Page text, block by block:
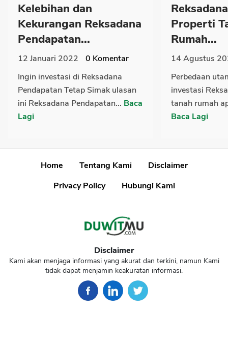
Kelebihan dan
Kekurangan Reksadana
Pendapatan...
12 Januari 2022 0 Komentar
Ingin investasi di Reksadana
Pendapatan Tetap Simak ulasan
ini Reksadana Pendapatan... Baca
Lagi
Properti
Rumah...
14 Agustus
Perbedaan
investasi
tanah rumah
Baca Lagi
Home Tentang Kami
Disclaimer
Privacy Policy
Hubungi Kami
Disclaimer
Kami akan menjaga informasi yang akurat dan terkini, namun Kami
tidak dapat menjamin keakuratan informasi.